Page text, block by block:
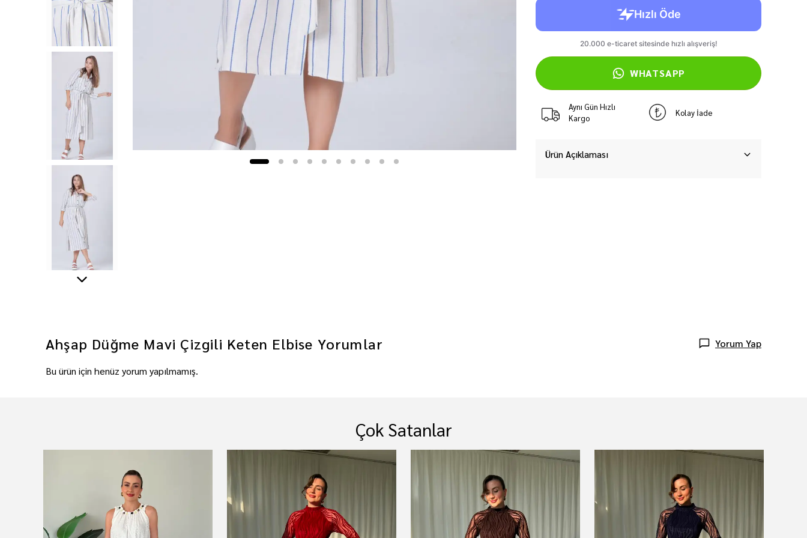
WHATSAPP
Aynı Gün Hızlı
Kargo
Kolay İade
Ürün Açıklaması
Ahşap Düğme Mavi Çizgili Keten Elbise Yorumlar Yorum Yap
Bu ürün için henüz yorum yapılmamış.
Çok Satanlar